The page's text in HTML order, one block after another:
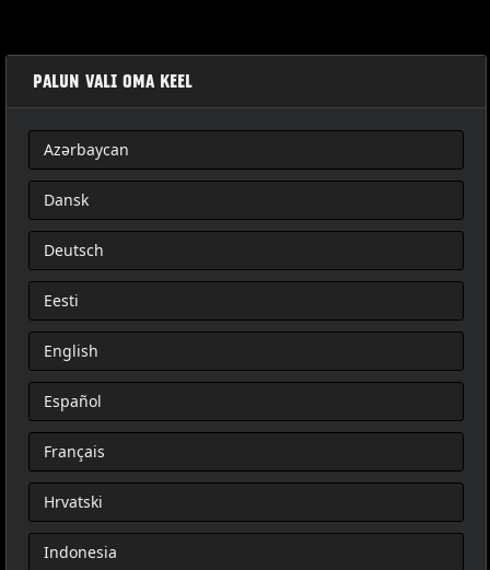
HD-N04 FURY HELMET QUICK START GUIDE & USER
MANUAL
PALUN VALI OMA KEEL
Azərbaycan
Dansk
Deutsch
Eesti
English
Español
Français
Hrvatski
Indonesia